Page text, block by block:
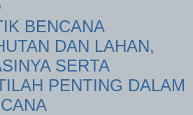
BENCANA
DAN LAHAN,
SERTA
PENTING DALAM